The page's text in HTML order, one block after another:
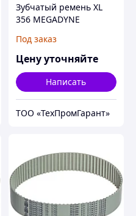
Зубчатый ремень XL
356 MEGADYNE
Под заказ
Цену уточняйте
Написать
ТОО «ТехПромГарант»